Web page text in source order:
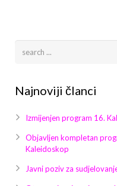
Video 2015
Video 2018
Galerija 2014
Galerija 2017
Galerija 2018
Najnoviji članci
Izmijenjen program 16.
Objavljen kompletan
Kaleidoskop
Javni poziv za